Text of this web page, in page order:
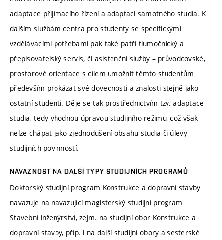
adaptace přijímacího řízení a adaptaci samotného studia. K
dalším službám centra pro studenty se specifickými
vzdělávacími potřebami pak také patří tlumočnický a
přepisovatelský servis, či asistenční služby – průvodcovské,
prostorové orientace s cílem umožnit těmto studentům
především prokázat své dovednosti a znalosti stejně jako
ostatní studenti. Děje se tak prostřednictvím tzv. adaptace
studia, tedy vhodnou úpravou studijního režimu, což však
nelze chápat jako zjednodušení obsahu studia či úlevy
studijních povinností.
NÁVAZNOST NA DALŠÍ TYPY STUDIJNÍCH PROGRAMŮ
Doktorský studijní program Konstrukce a dopravní stavby
navazuje na navazující magisterský studijní program
Stavební inženýrství, zejm. na studijní obor Konstrukce a
dopravní stavby, příp. i na další studijní obory a sesterské